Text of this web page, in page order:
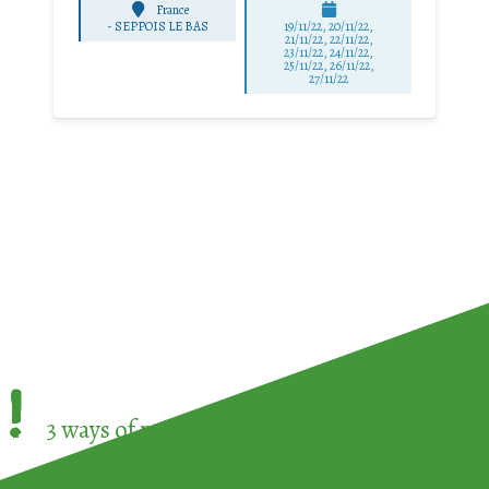
France
- SEPPOIS LE BAS 19/11/22, 20/11/22,
21/11/22, 22/11/22,
23/11/22, 24/11/22,
25/11/22, 26/11/22,
27/11/22
3 ways of participating in the